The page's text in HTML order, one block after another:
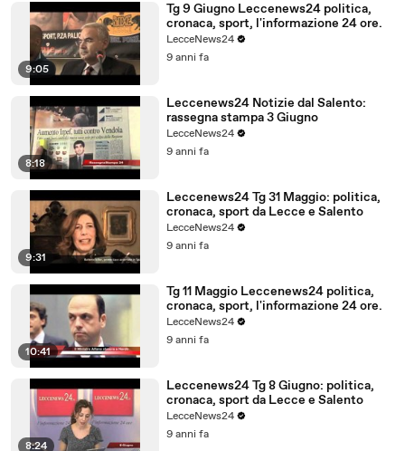
9:05
Tg 9 Giugno Leccenews24 politica,
cronaca, sport, l'informazione 24 ore.
LecceNews24
9 anni fa
8:18
Leccenews24 Notizie dal Salento:
rassegna stampa 3 Giugno
LecceNews24
9 anni fa
9:31
Leccenews24 Tg 31 Maggio: politica,
cronaca, sport da Lecce e Salento
LecceNews24
9 anni fa
10:41
Tg 11 Maggio Leccenews24 politica,
cronaca, sport, l'informazione 24 ore.
LecceNews24
9 anni fa
8:24
Leccenews24 Tg 8 Giugno: politica,
cronaca, sport da Lecce e Salento
LecceNews24
9 anni fa